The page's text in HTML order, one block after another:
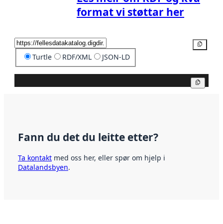
format vi støttar her
Turtle RDF/XML JSON-LD
Fann du det du leitte etter?
Ta kontakt med oss her, eller spør om hjelp i
Datalandsbyen.